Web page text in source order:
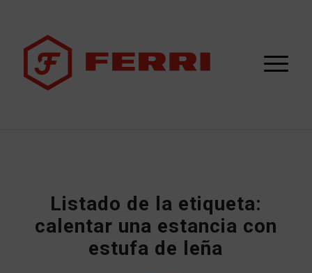
Listado de la etiqueta:
calentar una estancia con
estufa de leña